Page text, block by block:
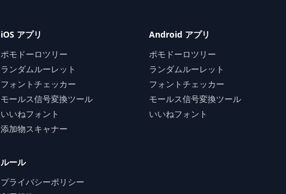
iOS アプリ
ポモドーロツリー
ランダムルーレット
フォントチェッカー
モールス信号変換ツール
いいねフォント
添加物スキャナー
Android アプリ
ポモドーロツリー
ランダムルーレット
フォントチェッカー
モールス信号変換ツール
いいねフォント
ルール
プライバシーポリシー